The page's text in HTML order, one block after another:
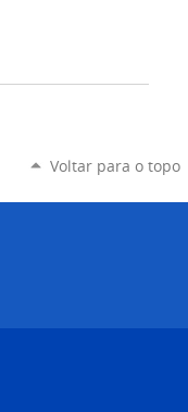
Voltar para o topo